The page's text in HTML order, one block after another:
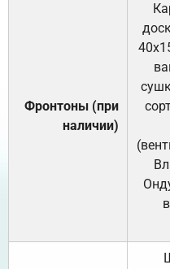
Фронтоны (при
наличии)